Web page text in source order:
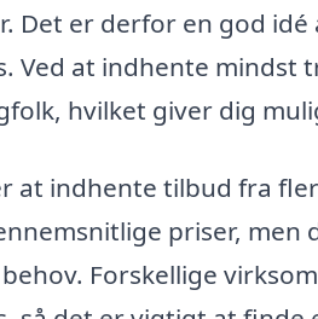
Det er derfor en god
Ved at indhente mindst
hvilket giver dig
at indhente tilbud fra
priser, men
Forskellige